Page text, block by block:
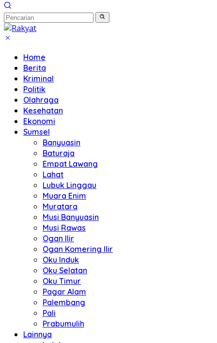
Home
Berita
Kriminal
Politik
Olahraga
Kesehatan
Ekonomi
Sumsel
Banyuasin
Baturaja
Empat Lawang
Lahat
Lubuk Linggau
Muara Enim
Muratara
Musi Banyuasin
Musi Rawas
Ogan Ilir
Ogan Komering Ilir
Oku Induk
Oku Selatan
Oku Timur
Pagar Alam
Palembang
Pali
Prabumulih
Lainnya